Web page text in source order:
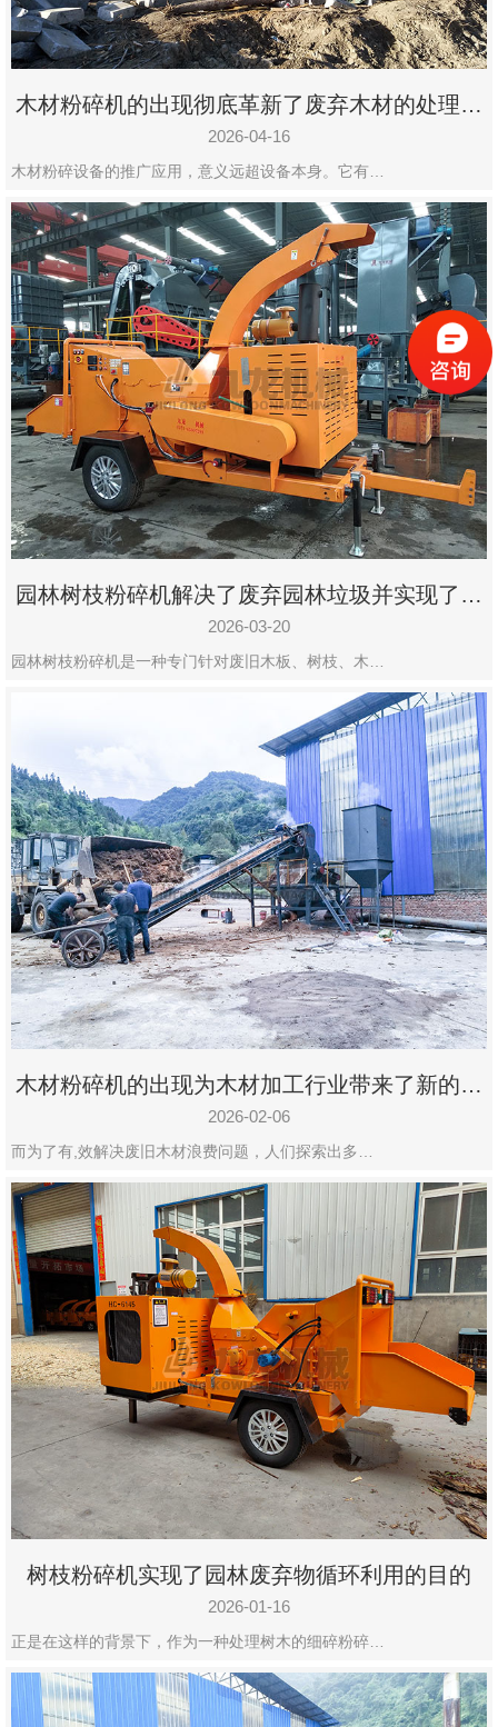
木材粉碎机的出现彻底革新了废弃木材的处理模
式
2026-04-16
木材粉碎设备的推广应用，意义远超设备本身。它有…
园林树枝粉碎机解决了废弃园林垃圾并实现了再
利用
2026-03-20
园林树枝粉碎机是一种专门针对废旧木板、树枝、木…
木材粉碎机的出现为木材加工行业带来了新的变
化
2026-02-06
而为了有,效解决废旧木材浪费问题，人们探索出多…
树枝粉碎机实现了园林废弃物循环利用的目的
2026-01-16
正是在这样的背景下，作为一种处理树木的细碎粉碎…